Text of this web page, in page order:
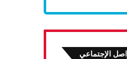
الإجتماعي